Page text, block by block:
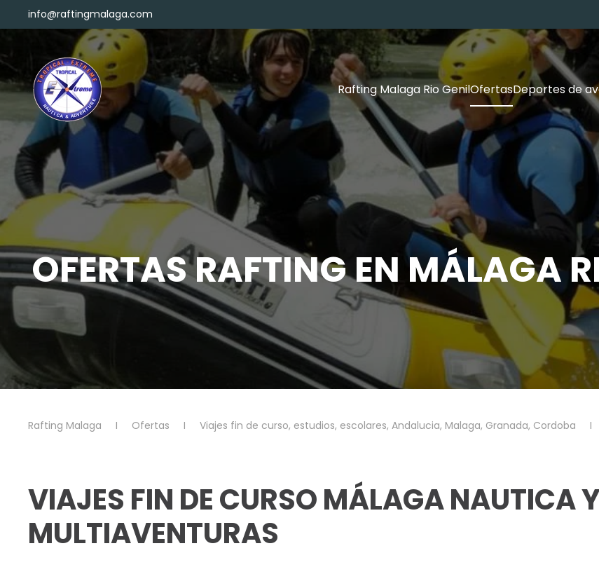
Skip to main content
info@raftingmalaga.com
Rafting Malaga Rio GenilOfertasDeportes de
OFERTAS RAFTING EN MÁLAGA
Rafting Malaga Ofertas Viajes fin de curso, estudios, escolares, Andalucia, Malaga, Granada, Cordoba
VIAJES FIN DE CURSO MÁLAGA NAUTICA
MULTIAVENTURAS